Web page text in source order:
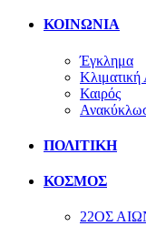
ΚΟΙΝΩΝΙΑ
Έγκλημα
Καιρός
ΠΟΛΙΤΙΚΗ
ΚΟΣΜΟΣ
22ΟΣ